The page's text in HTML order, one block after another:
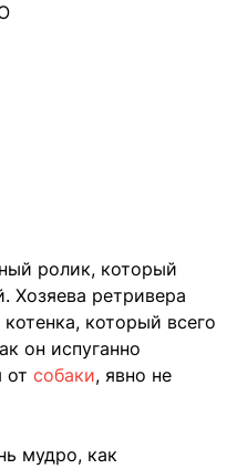
ролик, который
Хозяева ретривера
который всего
он испуганно
от собаки, явно не
мудро, как